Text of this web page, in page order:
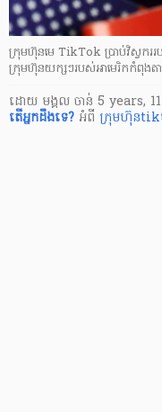
ក្រុមហ៊ុនមេ TikTok ប្រាប់វិស្វករ
ក្រុមហ៊ុនយក្សៗរបស់អាមេរិកកំពុងត
ដោយ មង្គល ចាន់ 5 years,
តើ​អ្នក​ដឹងទេ? អំពី ក្រុមហ៊ុន